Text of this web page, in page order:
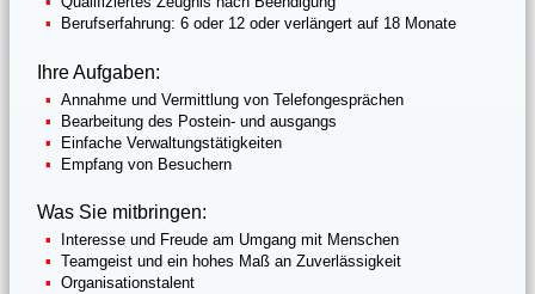
Berufserfahrung: 6 oder 12 oder verlängert auf 18 Monate
Ihre Aufgaben:
Annahme und Vermittlung von Telefongesprächen
Bearbeitung des Postein- und ausgangs
Einfache Verwaltungstätigkeiten
Empfang von Besuchern
Was Sie mitbringen:
Interesse und Freude am Umgang mit Menschen
Teamgeist und ein hohes Maß an Zuverlässigkeit
Organisationstalent